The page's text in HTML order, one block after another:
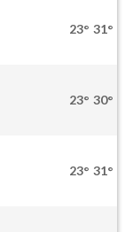
23° 31°
23° 30°
23° 31°